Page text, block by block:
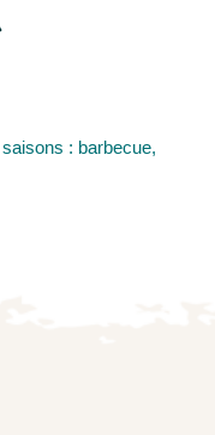
: barbecue,